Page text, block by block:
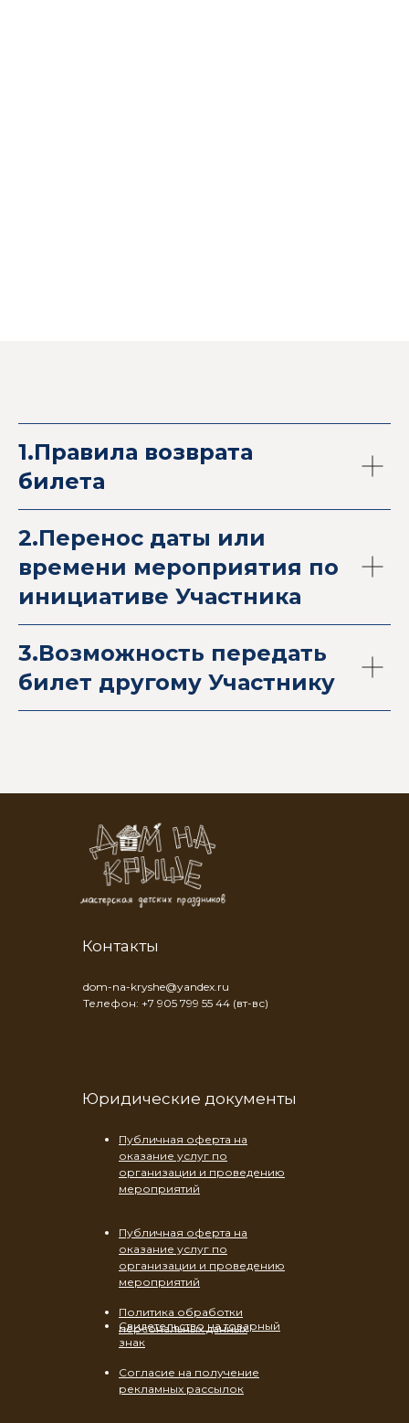
1.Правила возврата
билета
2.Перенос даты или
времени мероприятия по
инициативе Участника
3.Возможность передать
билет другому Участнику
dom-na-kryshe@yandex.ru
Телефон: +7 905 799 55 44 (вт-вс)
Юридические документы
Контакты
Политика обработки
персональных данных
Согласие на получение
рекламных рассылок
Публичная оферта на
оказание услуг по
организации и проведению
мероприятий
Публичная оферта на
оказание услуг по
организации и проведению
мероприятий
Свидетельство на товарный
знак